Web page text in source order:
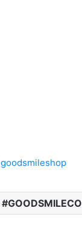
goodsmileshop